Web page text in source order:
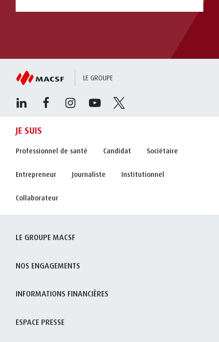
LE GROUPE
JE SUIS
Professionnel de santé Candidat Sociétaire
Entrepreneur Journaliste Institutionnel
Collaborateur
LE GROUPE MACSF
NOS ENGAGEMENTS
INFORMATIONS FINANCIÈRES
ESPACE PRESSE